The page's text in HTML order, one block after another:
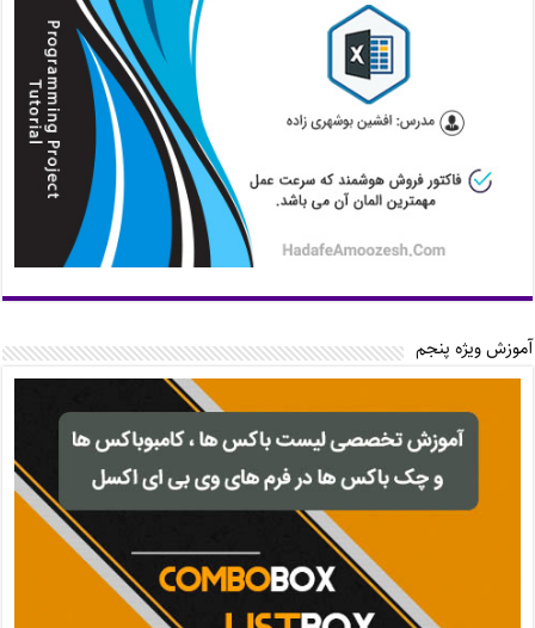
آموزش ویژه پنجم